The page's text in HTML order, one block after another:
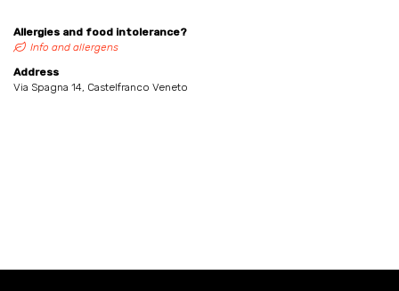
Allergies and food intolerance?
Info and allergens
Address
Via Spagna 14, Castelfranco Veneto